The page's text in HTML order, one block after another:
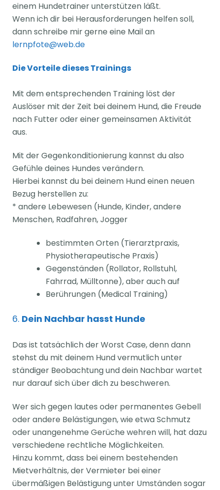
einem Hundetrainer unterstützen läßt.
Wenn ich dir bei Herausforderungen helfen soll,
dann schreibe mir gerne eine Mail an
lernpfote@web.de
Die Vorteile dieses Trainings
Mit dem entsprechenden Training löst der
Auslöser mit der Zeit bei deinem Hund, die Freude
nach Futter oder einer gemeinsamen Aktivität
aus.
Mit der Gegenkonditionierung kannst du also
Gefühle deines Hundes verändern.
Hierbei kannst du bei deinem Hund einen neuen
Bezug herstellen zu:
* andere Lebewesen (Hunde, Kinder, andere
Menschen, Radfahren, Jogger
bestimmten Orten (Tierarztpraxis,
Physiotherapeutische Praxis)
Gegenständen (Rollator, Rollstuhl,
Fahrrad, Mülltonne), aber auch auf
Berührungen (Medical Training)
6. Dein Nachbar hasst Hunde
Das ist tatsächlich der Worst Case, denn dann
stehst du mit deinem Hund vermutlich unter
ständiger Beobachtung und dein Nachbar wartet
nur darauf sich über dich zu beschweren.
Wer sich gegen lautes oder permanentes Gebell
oder andere Belästigungen, wie etwa Schmutz
oder unangenehme Gerüche wehren will, hat dazu
verschiedene rechtliche Möglichkeiten.
Hinzu kommt, dass bei einem bestehenden
Mietverhältnis, der Vermieter bei einer
übermäßigen Belästigung unter Umständen sogar